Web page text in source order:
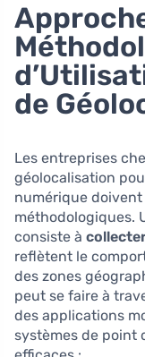
de
Les entreprises
géolocalisation
numérique
méthodologiques.
consiste à
reflètent le
des zones
peut se faire à
des applications
systèmes de point